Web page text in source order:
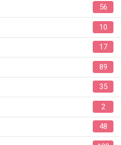
56
10
17
89
35
2
48